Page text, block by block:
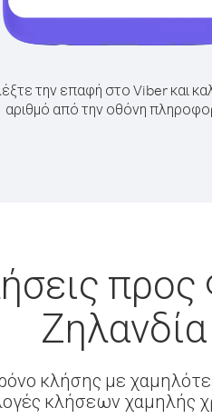
την επαφή στο Viber και
αριθμό από την οθόνη
Ζηλανδία
κλήσης με
κλήσεων χαμηλής